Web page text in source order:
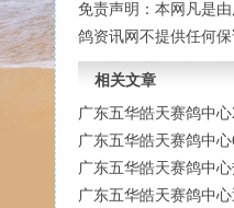
免责声明：本网凡是
鸽资讯网不提供任何
相关文章
广东五华皓天赛鸽中
广东五华皓天赛鸽中
广东五华皓天赛鸽中
广东五华皓天赛鸽中